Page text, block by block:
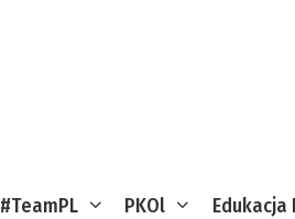
#TeamPL PKOl Edukacja